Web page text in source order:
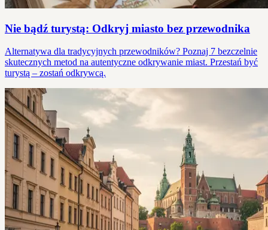
Nie bądź turystą: Odkryj miasto bez przewodnika
Alternatywa dla tradycyjnych przewodników? Poznaj 7 bezczelnie
skutecznych metod na autentyczne odkrywanie miast. Przestań być
turystą – zostań odkrywcą.